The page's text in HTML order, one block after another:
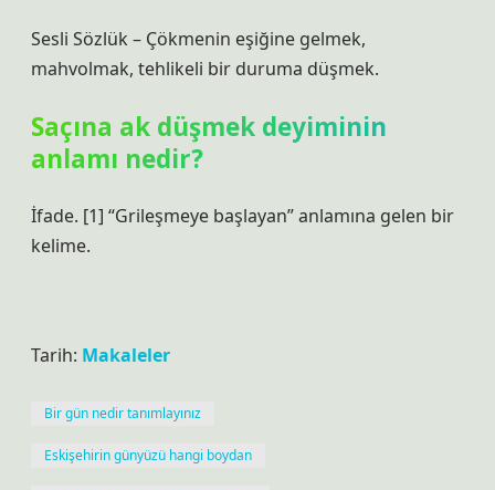
Sesli Sözlük – Çökmenin eşiğine gelmek,
mahvolmak, tehlikeli bir duruma düşmek.
Saçına ak düşmek deyiminin
anlamı nedir?
İfade. [1] “Grileşmeye başlayan” anlamına gelen bir
kelime.
Tarih: Makaleler
Bir gün nedir tanımlayınız
Eskişehirin günyüzü hangi boydan